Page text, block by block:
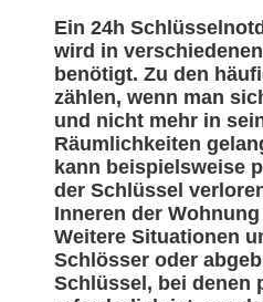
Ein 24h
wird in
benötigt. Zu den
zählen, wenn man
und nicht mehr in
Räumlichkeiten
kann beispielsweise
der Schlüssel
Inneren der
Weitere Situationen
Schlösser oder
Schlüssel, bei denen